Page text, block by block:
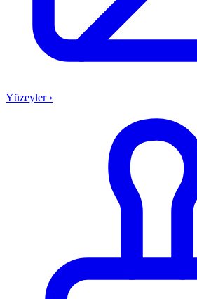
Yüzeyler ›